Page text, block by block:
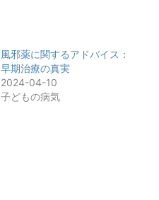
風邪薬に関するアドバイス：
早期治療の真実
2024-04-10
子どもの病気